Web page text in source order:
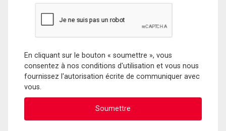
En cliquant sur le bouton « soumettre », vous
consentez à nos conditions d'utilisation et vous nous
fournissez l'autorisation écrite de communiquer avec
vous.